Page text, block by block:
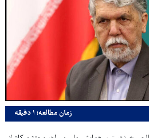
زمان مطالعه: ۱ دقیقه